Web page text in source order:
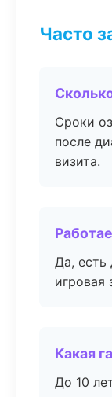
Часто
Сроки
после
визита.
Да, есть
игровая
Какая
До 10